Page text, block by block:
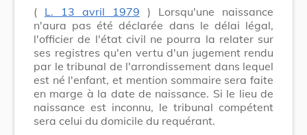
( L. 13 avril 1979 ) Lorsqu'une naissance
n'aura pas été déclarée dans le délai légal,
l'officier de l'état civil ne pourra la relater sur
ses registres qu'en vertu d'un jugement rendu
par le tribunal de l'arrondissement dans lequel
est né l'enfant, et mention sommaire sera faite
en marge à la date de naissance. Si le lieu de
naissance est inconnu, le tribunal compétent
sera celui du domicile du requérant.